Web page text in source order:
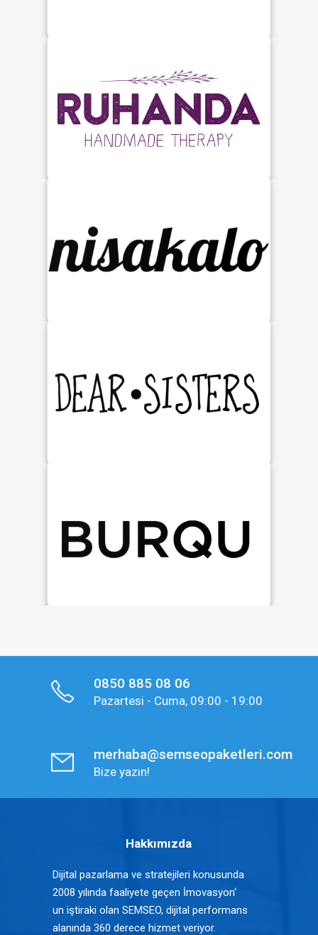
0850 885 08 06
Pazartesi - Cuma, 09:00 - 19:00
merhaba@semseopaketleri.com
Bize yazın!
Hakkımızda
Dijital pazarlama ve stratejileri konusunda
2008 yılında faaliyete geçen İmovasyon‘
un iştiraki olan SEMSEO, dijital performans
alanında 360 derece hizmet veriyor.